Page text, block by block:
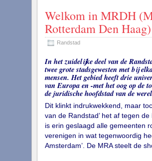
Welkom in MRDH
Rotterdam Den Haag)
Randstad
In het zuidelijke deel van de
twee grote stadsgewesten met bij
mensen. Het gebied heeft drie
van Europa en -met het oog op de
de juridische hoofdstad van de
Dit klinkt indrukwekkend, maar
van de Randstad’ het af tegen
is erin geslaagd alle gemeenten
verenigen in wat tegenwoordig
Amsterdam’. De MRA steelt de